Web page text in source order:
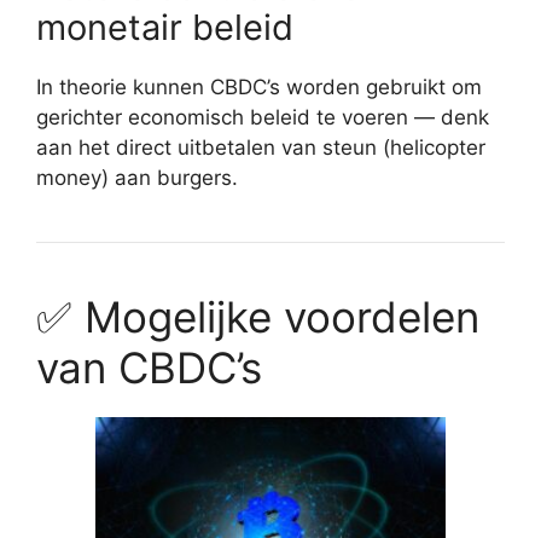
monetair beleid
In theorie kunnen CBDC’s worden gebruikt om
gerichter economisch beleid te voeren — denk
aan het direct uitbetalen van steun (helicopter
money) aan burgers.
✅ Mogelijke voordelen
van CBDC’s